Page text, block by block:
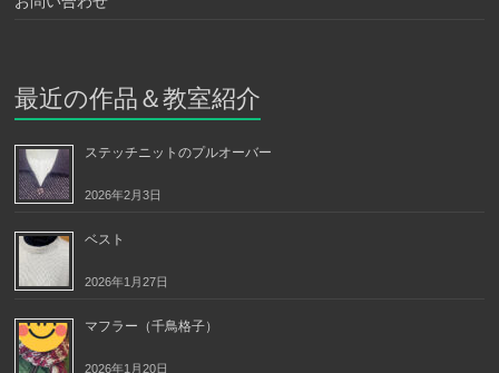
最近の作品＆教室紹介
ステッチニットのプルオーバー
2026年2月3日
ベスト
2026年1月27日
マフラー（千鳥格子）
2026年1月20日